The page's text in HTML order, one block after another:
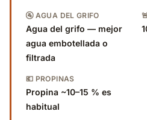
🚰 AGUA DEL GRIFO
Agua del grifo — mejor
agua embotellada o
filtrada
💶 PROPINAS
Propina ~10–15 % es
habitual